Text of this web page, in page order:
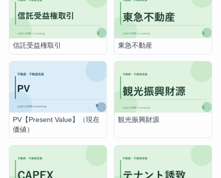
信託受益権取引 東急不動産
PV【Present Value】（現在
価値）
観光振興財源